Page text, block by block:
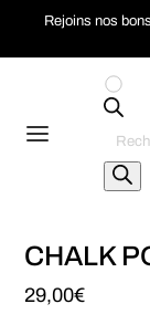
Rejoins nos
de
produits
CHALK
29,00€